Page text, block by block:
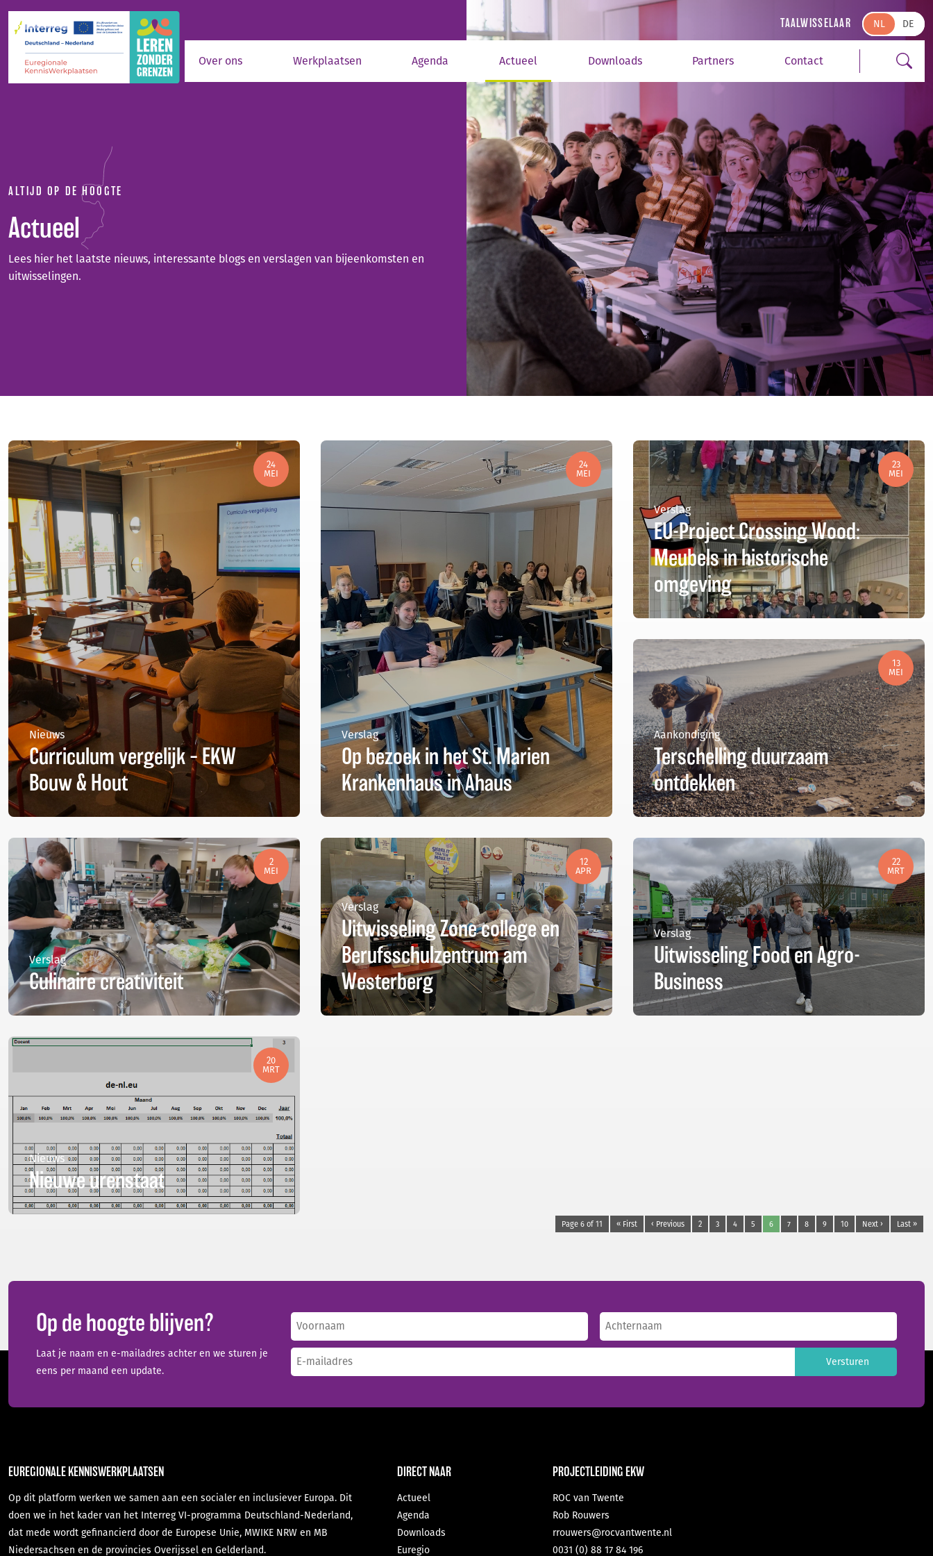
Skip to main content
TAALWISSELAAR NL
Over ons Werkplaatsen Agenda Actueel Downloads Partners Contact
Zoek
ALTIJD OP DE HOOGTE
Actueel
Lees hier het laatste nieuws, interessante blogs en verslagen van bijeenkomsten en
uitwisselingen.
24
MEI
Nieuws
Curriculum vergelijk – EKW
Bouw & Hout
24
MEI
Verslag
Op bezoek in het St. Marien
Krankenhaus in Ahaus
23
MEI
Verslag
EU-Project Crossing Wood:
Meubels in historische
omgeving
13
MEI
Aankondiging
Terschelling duurzaam
ontdekken
2
MEI
Verslag
Culinaire creativiteit
12
APR
Verslag
Uitwisseling Zone college en
Berufsschulzentrum am
Westerberg
22
MRT
Verslag
Uitwisseling Food en Agro-
Business
20
MRT
Nieuws
Nieuwe urenstaat
Page 6 of 11 « First ‹ Previous 2 3 4 5 6 7 8 9 10 Next › Last »
Op de hoogte blijven?
Laat je naam en e-mailadres achter en we sturen je
eens per maand een update.
Naam
Voornaam Achternaam
E-
mailadres
EUREGIONALE KENNISWERKPLAATSEN
Op dit platform werken we samen aan een socialer en inclusiever Europa. Dit
doen we in het kader van het Interreg VI-programma Deutschland-Nederland,
dat mede wordt gefinancierd door de Europese Unie, MWIKE NRW en MB
Niedersachsen en de provincies Overijssel en Gelderland.
DIRECT NAAR
Actueel
Agenda
Downloads
Euregio
PROJECTLEIDING EKW
ROC van Twente
Rob Rouwers
rrouwers@rocvantwente.nl
0031 (0) 88 17 84 196